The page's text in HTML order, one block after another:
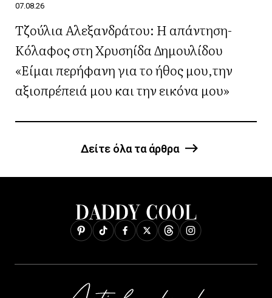
07.08.26
Τζούλια Αλεξανδράτου: Η απάντηση-
Κόλαφος στη Χρυσηίδα Δημουλίδου
«Είμαι περήφανη για το ήθος μου,την
αξιοπρέπειά μου και την εικόνα μου»
Δείτε όλα τα άρθρα